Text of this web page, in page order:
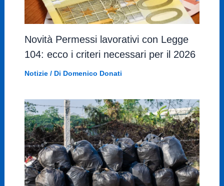
Novità Permessi lavorativi con Legge
104: ecco i criteri necessari per il 2026
Notizie/ Di Domenico Donati